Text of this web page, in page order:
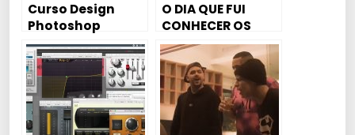
Curso Design
Photoshop
O DIA QUE FUI
CONHECER OS
STUDIOS LOVE
FUNK ❤️ , E CONTEI
A HISTORIA DO
SITE
KITDEPONTOS.CO
M.BR